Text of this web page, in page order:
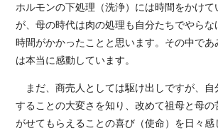
ホルモンの下処理（洗浄）には時間をかけて
が、母の時代は肉の処理も自分たちでやらな
時間がかかったことと思います。その中であ
は本当に感動しています。
まだ、商売人としては駆け出しですが、自
することの大変さを知り、改めて祖母と母
がせてもらえることの喜び（使命）を日々感